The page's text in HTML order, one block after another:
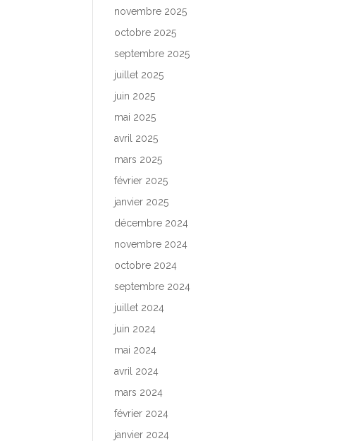
novembre 2025
octobre 2025
septembre 2025
juillet 2025
juin 2025
mai 2025
avril 2025
mars 2025
février 2025
janvier 2025
décembre 2024
novembre 2024
octobre 2024
septembre 2024
juillet 2024
juin 2024
mai 2024
avril 2024
mars 2024
février 2024
janvier 2024